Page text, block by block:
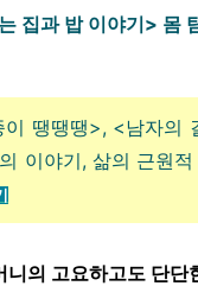
집과 밥 이야기>
땡땡땡>, <남자의
이야기, 삶의 근원
니의 고요하고도 단단